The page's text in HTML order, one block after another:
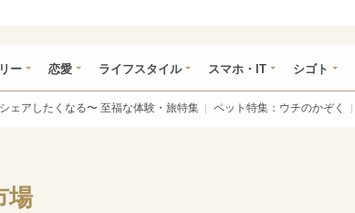
ー 恋愛 ライフスタイル スマホ・IT シゴト
ェアしたくなる〜 至福な体験・旅特集 ペット特集：ウチのかぞく
場